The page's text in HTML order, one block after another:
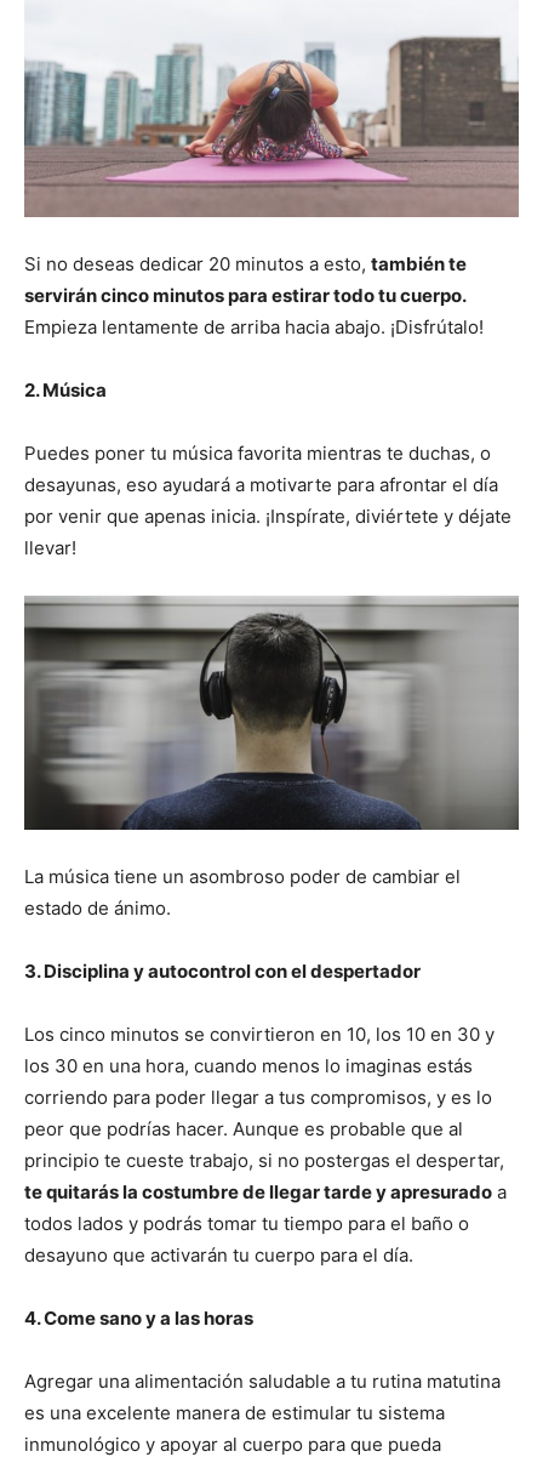
Si no deseas dedicar 20 minutos a esto, también te
servirán cinco minutos para estirar todo tu cuerpo.
Empieza lentamente de arriba hacia abajo. ¡Disfrútalo!
2. Música
Puedes poner tu música favorita mientras te duchas, o
desayunas, eso ayudará a motivarte para afrontar el día
por venir que apenas inicia. ¡Inspírate, diviértete y déjate
llevar!
La música tiene un asombroso poder de cambiar el
estado de ánimo.
3. Disciplina y autocontrol con el despertador
Los cinco minutos se convirtieron en 10, los 10 en 30 y
los 30 en una hora, cuando menos lo imaginas estás
corriendo para poder llegar a tus compromisos, y es lo
peor que podrías hacer. Aunque es probable que al
principio te cueste trabajo, si no postergas el despertar,
te quitarás la costumbre de llegar tarde y apresurado a
todos lados y podrás tomar tu tiempo para el baño o
desayuno que activarán tu cuerpo para el día.
4. Come sano y a las horas
Agregar una alimentación saludable a tu rutina matutina
es una excelente manera de estimular tu sistema
inmunológico y apoyar al cuerpo para que pueda